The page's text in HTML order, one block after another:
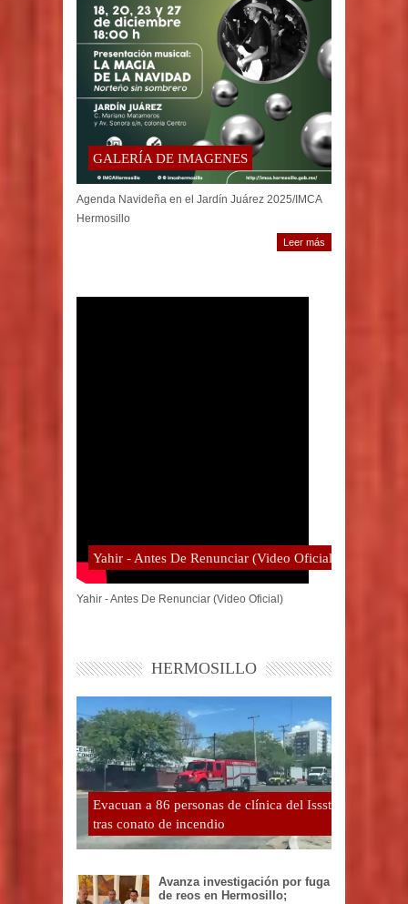
GALERÍA DE IMAGENES
Agenda Navideña en el Jardín Juárez 2025/IMCA
Hermosillo
Leer más
Yahir - Antes De Renunciar (Video Oficial)
Yahir - Antes De Renunciar (Video Oficial)
HERMOSILLO
Evacuan a 86 personas de clínica del Issste
tras conato de incendio
Avanza investigación por fuga
de reos en Hermosillo;